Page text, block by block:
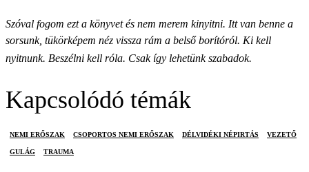
Szóval fogom ezt a könyvet és nem merem kinyitni. Itt van benne a
sorsunk, tükörképem néz vissza rám a belső borítóról. Ki kell
nyitnunk. Beszélni kell róla. Csak így lehetünk szabadok.
Kapcsolódó témák
NEMI ERŐSZAK CSOPORTOS NEMI ERŐSZAK DÉLVIDÉKI NÉPIRTÁS VEZETŐ
GULÁG TRAUMA